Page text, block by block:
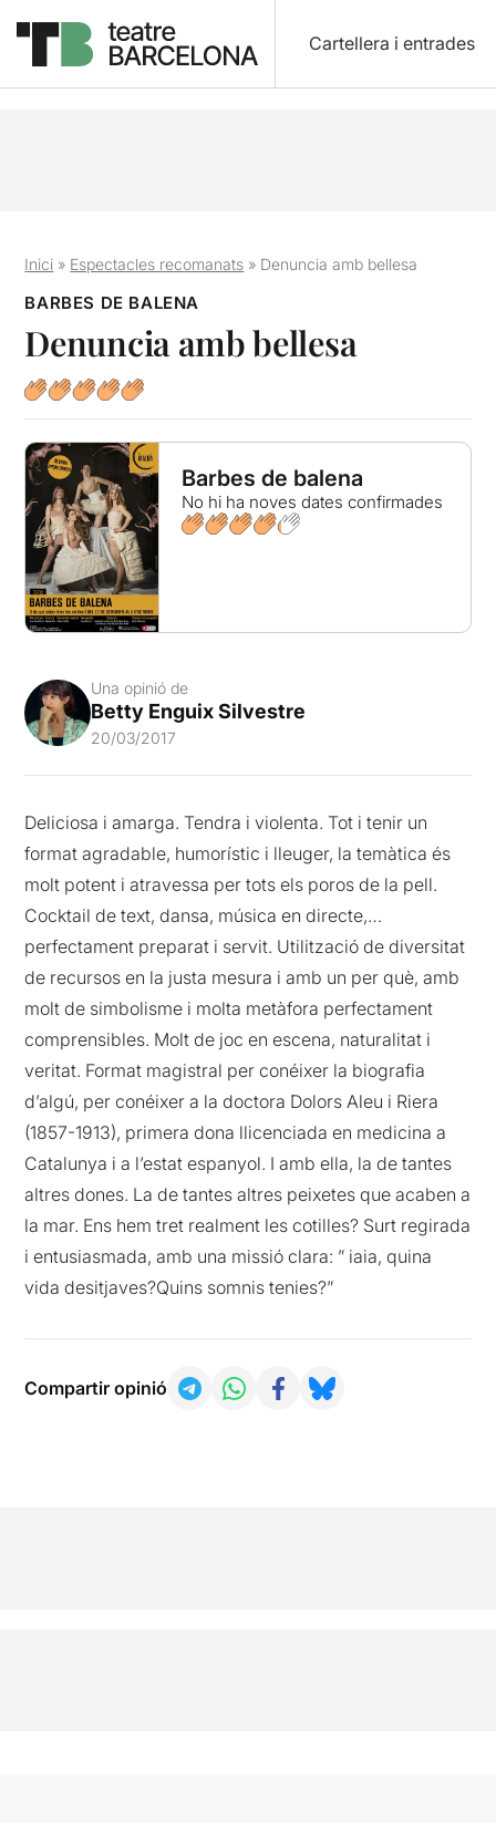
Cartellera i entrades
Inici » Espectacles recomanats » Denuncia amb bellesa
BARBES DE BALENA
Denuncia amb bellesa
Barbes de balena
No hi ha noves dates confirmades
Una opinió de
Betty Enguix Silvestre
20/03/2017
Deliciosa i amarga. Tendra i violenta. Tot i tenir un
format agradable, humorístic i lleuger, la temàtica és
molt potent i atravessa per tots els poros de la pell.
Cocktail de text, dansa, música en directe,…
perfectament preparat i servit. Utilització de diversitat
de recursos en la justa mesura i amb un per què, amb
molt de simbolisme i molta metàfora perfectament
comprensibles. Molt de joc en escena, naturalitat i
veritat. Format magistral per conéixer la biografia
d’algú, per conéixer a la doctora Dolors Aleu i Riera
(1857-1913), primera dona llicenciada en medicina a
Catalunya i a l’estat espanyol. I amb ella, la de tantes
altres dones. La de tantes altres peixetes que acaben a
la mar. Ens hem tret realment les cotilles? Surt regirada
i entusiasmada, amb una missió clara: ” iaia, quina
vida desitjaves?Quins somnis tenies?”
Compartir opinió